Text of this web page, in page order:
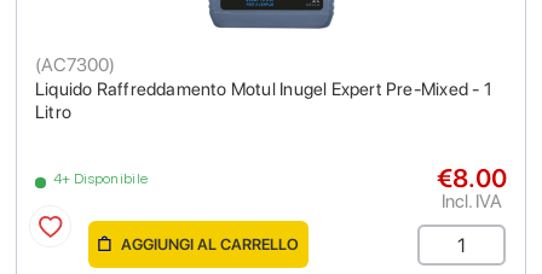
Liquido Raffreddamento Motul Inugel Expert Pre-Mixed - 1
Litro
(AC7300)
4+ Disponibile €8.00
Incl. IVA
AGGIUNGI AL CARRELLO